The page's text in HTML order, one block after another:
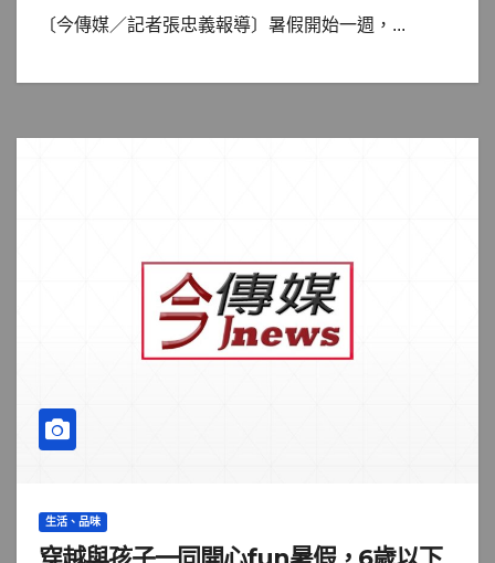
〔今傳媒／記者張忠義報導〕暑假開始一週，...
生活、品味